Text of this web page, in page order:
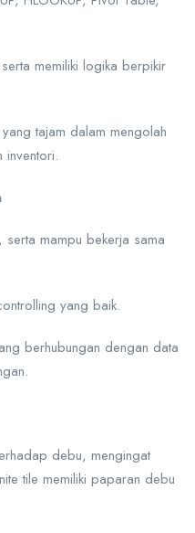
memiliki logika berpikir
tajam dalam mengolah
inventori.
serta mampu bekerja sama
yang baik.
berhubungan dengan data
debu, mengingat
tile memiliki paparan debu